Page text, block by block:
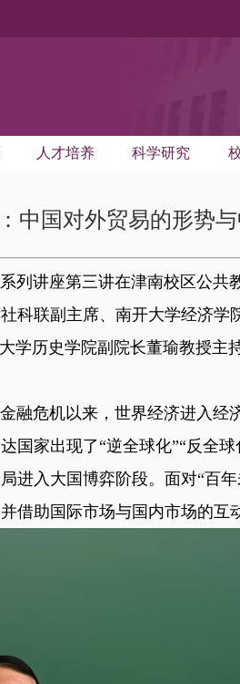
人才培养 科学研究
中国对外贸易的形势
讲座第三讲在津南校区公共
科联副主席、南开大学经济学
学历史学院副院长董瑜教授主
危机以来，世界经济进入经
家出现了“逆全球化”“反全
进入大国博弈阶段。面对“百
借助国际市场与国内市场的互